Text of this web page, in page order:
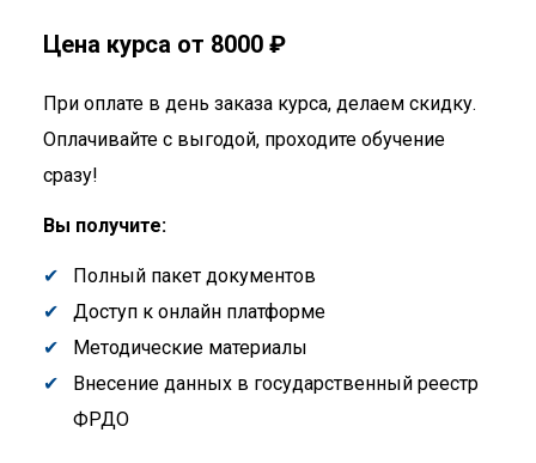
Цена курса от 8000 ₽
При оплате в день заказа курса, делаем скидку.
Оплачивайте с выгодой, проходите обучение
сразу!
Вы получите:
Полный пакет документов
Доступ к онлайн платформе
Методические материалы
Внесение данных в государственный реестр
ФРДО